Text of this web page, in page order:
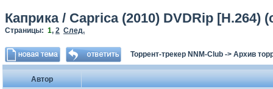
Каприка / Caprica (2010) DVDRip [H.264)
Страницы: 1, 2 След.
Торрент-трекер NNM-Club -> Архив
Автор